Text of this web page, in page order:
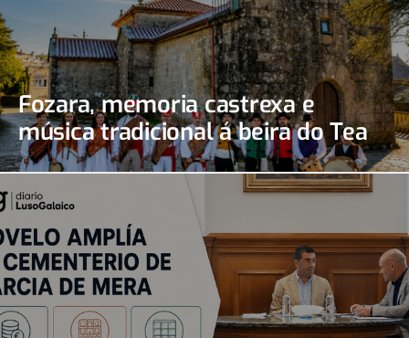
Fozara, memoria castrexa e
música tradicional á beira do Tea